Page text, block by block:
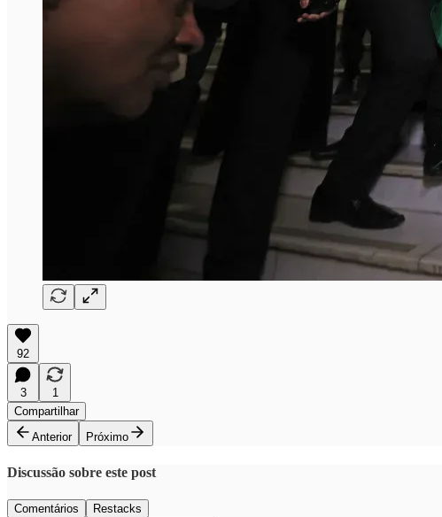
92
3
1
Compartilhar
Anterior
Próximo
Discussão sobre este post
Comentários Restacks